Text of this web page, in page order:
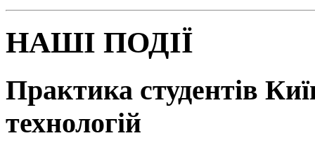
НАШІ ПОДІЇ
Практика студентів
технологій